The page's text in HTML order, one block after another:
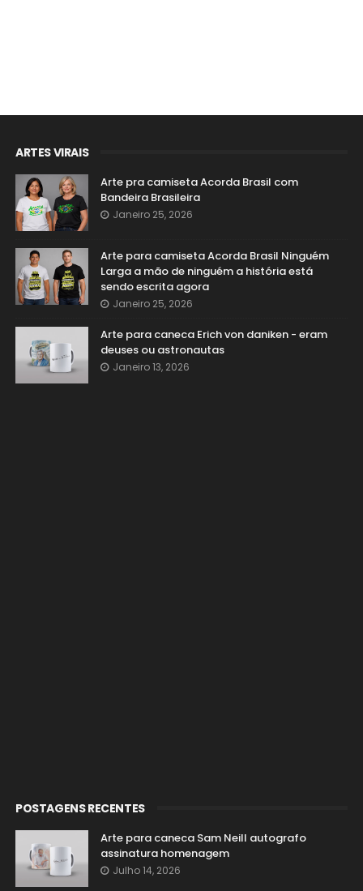
ARTES VIRAIS
Arte pra camiseta Acorda Brasil com
Bandeira Brasileira
Janeiro 25, 2026
Arte para camiseta Acorda Brasil Ninguém
Larga a mão de ninguém a história está
sendo escrita agora
Janeiro 25, 2026
Arte para caneca Erich von daniken - eram
deuses ou astronautas
Janeiro 13, 2026
POSTAGENS RECENTES
Arte para caneca Sam Neill autografo
assinatura homenagem
Julho 14, 2026